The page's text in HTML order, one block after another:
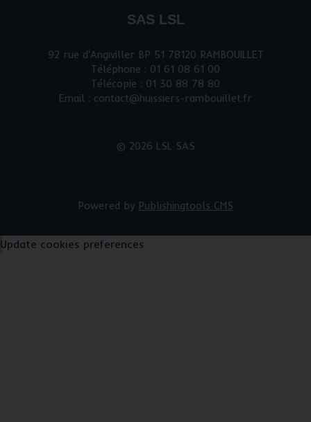
SAS LSL
92 rue d'Angiviller BP 51 78120 RAMBOUILLET
Téléphone : 01 61 08 61 00
Télécopie : 01 30 88 78 80
Email : contact@huissiers-rambouillet.fr
© 2026 LSL SAS
Powered by Publishingtools CMS
Update cookies preferences